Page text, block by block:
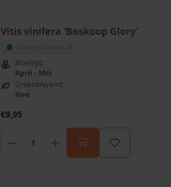
Vitis vinifera 'Boskoop Glory'
Online op voorraad
Bloeitijd:
April - Mei
Groenblijvend:
Nee
€9,95